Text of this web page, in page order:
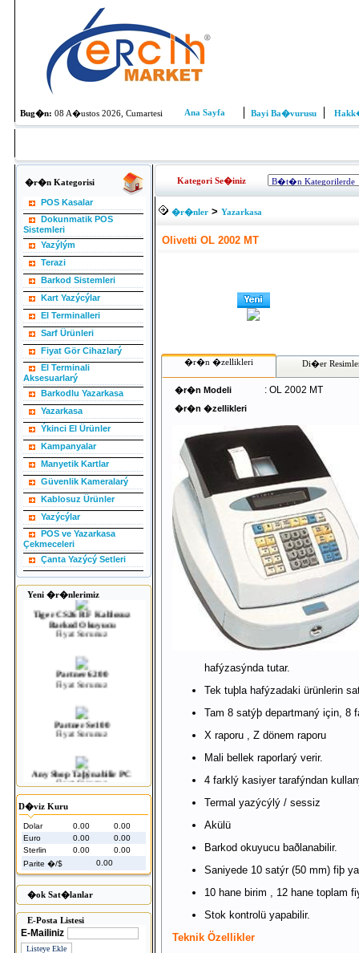
Bug�n: 08 A�ustos 2026, Cumartesi Ana Sayfa Bayi Ba�vurusu
�r�n Kategorisi
POS Kasalar
Dokunmatik POS
Sistemleri
Yazýlým
Terazi
Barkod Sistemleri
Kart Yazýcýlar
El Terminalleri
Sarf Ürünleri
Fiyat Gör Cihazlarý
El Terminali
Aksesuarlarý
Barkodlu Yazarkasa
Yazarkasa
Ýkinci El Ürünler
Kampanyalar
Manyetik Kartlar
Güvenlik Kameralarý
Kablosuz Ürünler
Yazýcýlar
POS ve Yazarkasa
Çekmeceleri
Çanta Yazýcý Setleri
Yeni �r�nlerimiz
Spider Sp200 2D Barkod
Okuyucu
Fiyat Sorunuz
Tiger CS26 RF Kablosuz
Barkod Okuyucu
Fiyat Sorunuz
Partner 6200
Fiyat Sorunuz
Partner Se100
Fiyat Sorunuz
Any Shop Taþýnabilir PC
Fiyat Sorunuz
PERKON PS 4200 MASA
BARKOD OKUYUCU
Fiyat Sorunuz
Opticon OPI 2201
Fiyat Sorunuz
MPOS295 MOBÝL SATIÞ
Fiyat Sorunuz
D�viz Kuru
Dolar 0.00
0.00
Euro
0.00
0.00
Sterlin
0.00
0.00
Parite �/$
0.00
�ok Sat�lanlar
E-Posta Listesi
E-Mailiniz
Kategori Se�iniz
�r�nler> Yazarkasa
Olivetti OL 2002 MT
�r�n �zellikleri Di�er
�r�n Modeli : OL 2002 MT
�r�n �zellikleri
hafýzasýnda tutar.
Tek tuþla hafýzadaki ürünlerin
Tam 8 satýþ departmaný için, 8
X raporu , Z dönem raporu
Mali bellek raporlarý verir.
4 farklý kasiyer tarafýndan
Termal yazýcýlý / sessiz
Akülü
Barkod okuyucu baðlanabilir.
Saniyede 10 satýr (50 mm) fiþ
10 hane birim , 12 hane toplam
Stok kontrolü yapabilir.
Teknik Özellikler